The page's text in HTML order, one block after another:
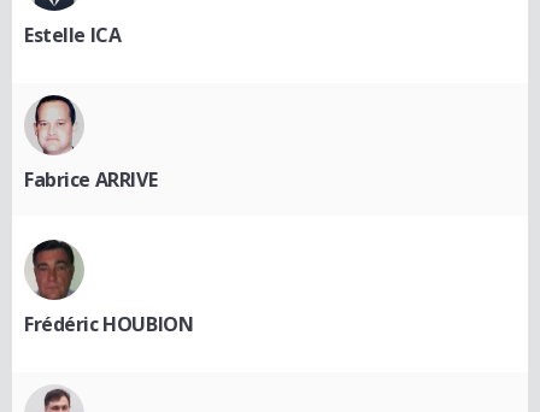
Estelle ICA
Fabrice ARRIVE
Frédéric HOUBION